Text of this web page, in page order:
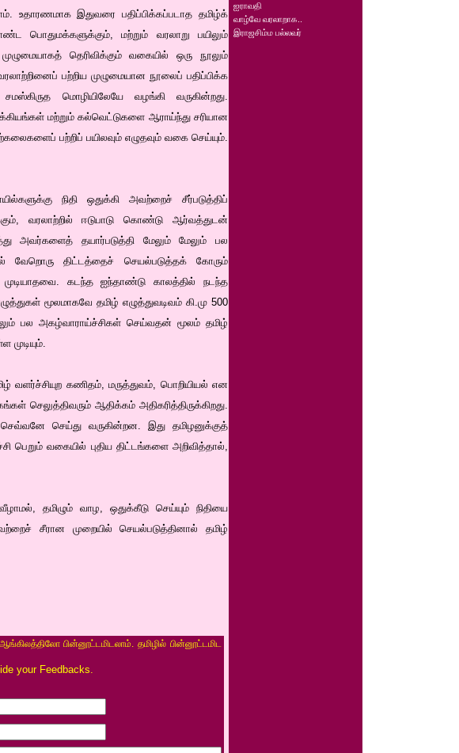
உதாரணமாக இதுவரை பதிப்பிக்கப்படாத தமிழ்க்
பொதுமக்களுக்கும், மற்றும் வரலாறு பயிலும்
தெரிவிக்கும் வகையில் ஒரு நூலும்
பற்றிய முழுமையான நூலைப் பதிப்பிக்க
மொழியிலேயே வழங்கி வருகின்றது.
மற்றும் கல்வெட்டுகளை ஆராய்ந்து சரியான
பற்றிப் பயிலவும் எழுதவும் வகை செய்யும்.
நிதி ஒதுக்கி அவற்றைச் சீர்படுத்திப்
வரலாற்றில் ஈடுபாடு கொண்டு ஆர்வத்துடன்
அவர்களைத் தயார்படுத்தி மேலும் மேலும் பல
வேறொரு திட்டத்தைச் செயல்படுத்தக் கோரும்
கடந்த ஐந்தாண்டு காலத்தில் நடந்த
மூலமாகவே தமிழ் எழுத்துவடிவம் கி.மு 500
பல அகழ்வாராய்ச்சிகள் செய்வதன் மூலம் தமிழ்
முடியும்.
வளர்ச்சியுற கணிதம், மருத்துவம், பொறியியல் என
செலுத்திவரும் ஆதிக்கம் அதிகரித்திருக்கிறது.
செய்து வருகின்றன. இது தமிழனுக்குத்
பெறும் வகையில் புதிய திட்டங்களை அறிவித்தால்,
தமிழும் வாழ, ஒதுக்கீடு செய்யும் நிதியை
சீரான முறையில் செயல்படுத்தினால் தமிழ்
பின்னூட்டமிடலாம். தமிழில் பின்னூட்டமிட
your Feedbacks.
ஐராவதி
வாழ்வே வரலாறாக..
இராஜசிம்ம பல்லவர்